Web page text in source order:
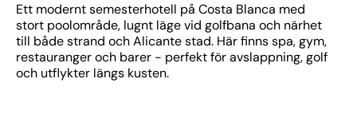
Ett modernt semesterhotell på Costa Blanca med
stort poolområde, lugnt läge vid golfbana och närhet
till både strand och Alicante stad. Här finns spa, gym,
restauranger och barer - perfekt för avslappning, golf
och utflykter längs kusten.